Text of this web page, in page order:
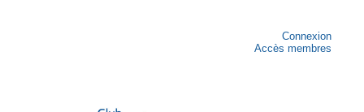
Connexion
Accès membres